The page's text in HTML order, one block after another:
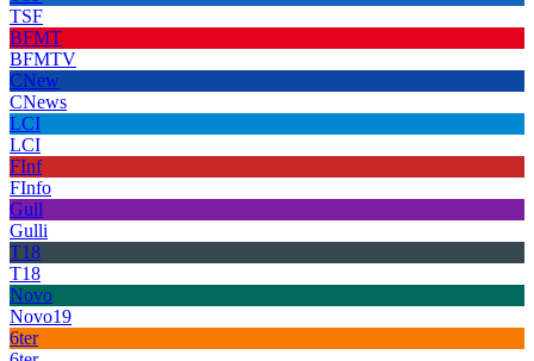
TSF
BFMT
BFMTV
CNew
CNews
LCI
LCI
FInf
FInfo
Gull
Gulli
T18
T18
Novo
Novo19
6ter